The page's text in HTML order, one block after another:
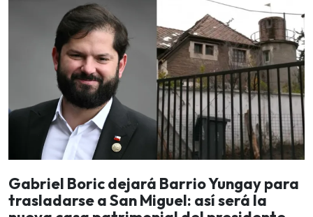
Gabriel Boric dejará Barrio Yungay para
trasladarse a San Miguel: así será la